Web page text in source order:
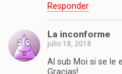
Responder
La inconforme
julio 18, 2018
Al sub Moi si se le
Gracias!